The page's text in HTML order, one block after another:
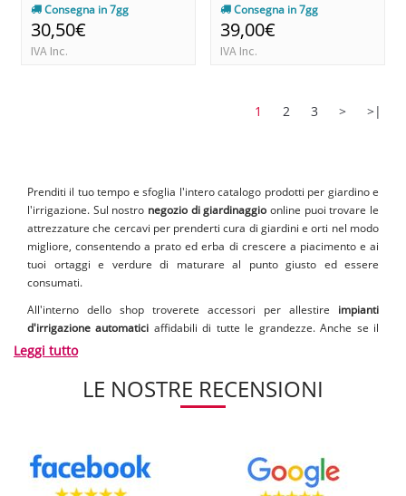
Consegna in 7gg
30,50€
IVA Inc.
Consegna in 7gg
39,00€
IVA Inc.
1 2 3 > >|
Prenditi il tuo tempo e sfoglia l'intero catalogo prodotti per giardino e
l'irrigazione. Sul nostro negozio di giardinaggio online puoi trovare le
attrezzature che cercavi per prenderti cura di giardini e orti nel modo
migliore, consentendo a prato ed erba di crescere a piacimento e ai
tuoi ortaggi e verdure di maturare al punto giusto ed essere
consumati.
All'interno dello shop troverete accessori per allestire impianti
d'irrigazione automatici affidabili di tutte le grandezze. Anche se il
mondo dell'orticultura è variegato, su Demshop irrigazione troverai le
tua passione per l'agricoltura. Sia che si tratti di piccoli impianti idrici
orti su balconeo terrazzi, sia che si tratti di rifornire sotto il profilo
di farmer.
[..]
Leggi tutto
LE NOSTRE RECENSIONI